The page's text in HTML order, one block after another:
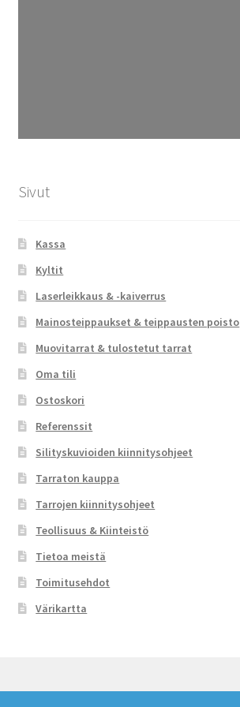
Sivut
Kassa
Kyltit
Laserleikkaus & -kaiverrus
Mainosteippaukset & teippausten poisto
Muovitarrat & tulostetut tarrat
Oma tili
Ostoskori
Referenssit
Silityskuvioiden kiinnitysohjeet
Tarraton kauppa
Tarrojen kiinnitysohjeet
Teollisuus & Kiinteistö
Tietoa meistä
Toimitusehdot
Värikartta